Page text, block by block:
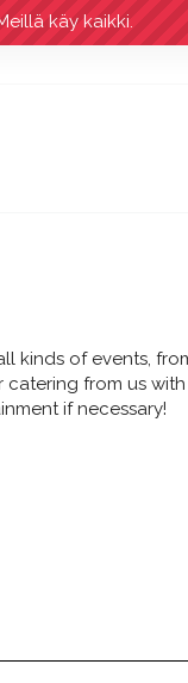
käy kaikki.
kinds of events,
from us
if necessary!